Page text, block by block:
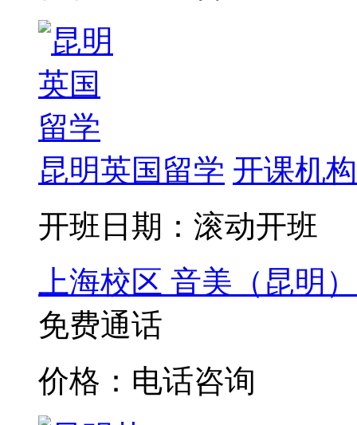
昆明英国留学 开课机
开班日期：滚动开班
上海校区 音美（昆明
免费通话
价格：电话咨询